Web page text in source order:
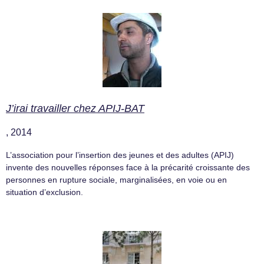
J’irai travailler chez APIJ-BAT
, 2014
L’association pour l’insertion des jeunes et des adultes (APIJ)
invente des nouvelles réponses face à la précarité croissante des
personnes en rupture sociale, marginalisées, en voie ou en
situation d’exclusion.